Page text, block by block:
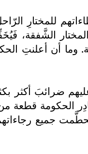
للمختارِ
الشَّفقة،
أن أعلنتِ
ضرائبَ أكثر
الحكومة
جميع